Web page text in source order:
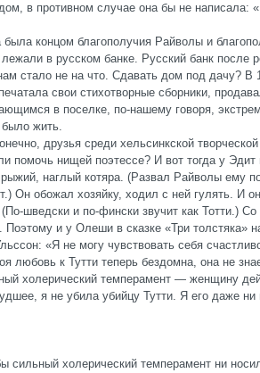
в противном случае она бы не
была концом благополучия Райволы и
в русском банке. Русский банк после
стало не на что. Сдавать дом под дачу? В
свои стихотворные сборники,
в поселке, по-нашему говоря,
жить.
друзья среди хельсинкской
помочь нищей поэтессе? И вот тогда у Эдит
наглый котяра. (Развал Райволы ему
Он обожал хозяйку, ходил с ней гулять. И
(По-шведски и по-фински звучит как Тотти.)
и у Олеши в сказке «Три толстяка»
«Я не могу чувствовать себя
любовь к Тутти теперь бездомна, она не
холерический темперамент — женщину
я не убила убийцу Тутти. Я его даже ни
сильный холерический темперамент ни